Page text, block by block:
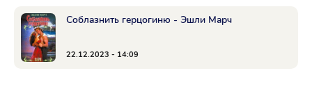
Соблазнить герцогиню - Эшли Марч
22.12.2023 - 14:09